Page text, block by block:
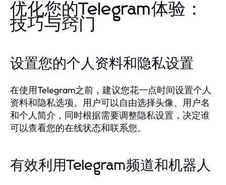
优化您的Telegram体验：
技巧与窍门
设置您的个人资料和隐私设置
在使用Telegram之前，建议您花一点时间设置个人
资料和隐私选项。用户可以自由选择头像、用户名
和个人简介，同时根据需要调整隐私设置，决定谁
可以查看您的在线状态和联系您。
有效利用Telegram频道和机器人